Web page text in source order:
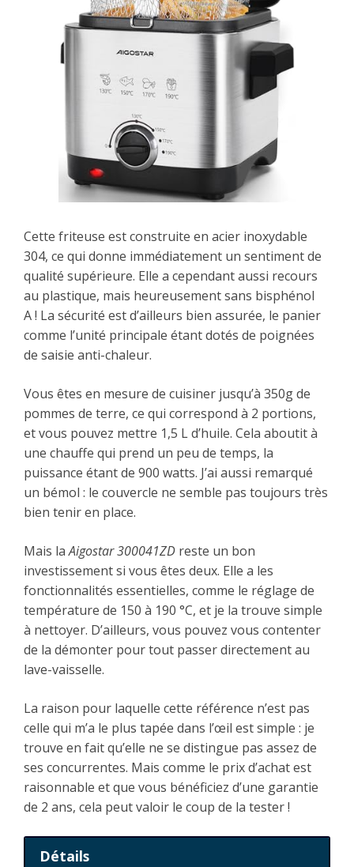
Cette friteuse est construite en acier inoxydable
304, ce qui donne immédiatement un sentiment de
qualité supérieure. Elle a cependant aussi recours
au plastique, mais heureusement sans bisphénol
A ! La sécurité est d’ailleurs bien assurée, le panier
comme l’unité principale étant dotés de poignées
de saisie anti-chaleur.
Vous êtes en mesure de cuisiner jusqu’à 350g de
pommes de terre, ce qui correspond à 2 portions,
et vous pouvez mettre 1,5 L d’huile. Cela aboutit à
une chauffe qui prend un peu de temps, la
puissance étant de 900 watts. J’ai aussi remarqué
un bémol : le couvercle ne semble pas toujours très
bien tenir en place.
Mais laAigostar300041ZD reste un bon
investissement si vous êtes deux. Elle a les
fonctionnalités essentielles, comme le réglage de
température de 150 à 190 °C, et je la trouve simple
à nettoyer. D’ailleurs, vous pouvez vous contenter
de la démonter pour tout passer directement au
lave-vaisselle.
La raison pour laquelle cette référence n’est pas
celle qui m’a le plus tapée dans l’œil est simple : je
trouve en fait qu’elle ne se distingue pas assez de
ses concurrentes. Mais comme le prix d’achat est
raisonnable et que vous bénéficiez d’une garantie
de 2 ans, cela peut valoir le coup de la tester !
Détails